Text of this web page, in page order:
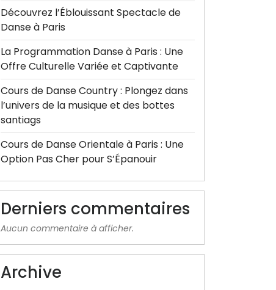
Découvrez l’Éblouissant Spectacle de
Danse à Paris
La Programmation Danse à Paris : Une
Offre Culturelle Variée et Captivante
Cours de Danse Country : Plongez dans
l’univers de la musique et des bottes
santiags
Cours de Danse Orientale à Paris : Une
Option Pas Cher pour S’Épanouir
Derniers commentaires
Aucun commentaire à afficher.
Archive